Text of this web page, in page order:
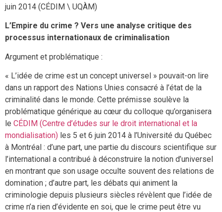
juin 2014 (CÉDIM \ UQÀM)
L’Empire du crime ? Vers une analyse critique des
processus internationaux de criminalisation
Argument et problématique :
« L’idée de crime est un concept universel » pouvait-on lire
dans un rapport des Nations Unies consacré à l’état de la
criminalité dans le monde. Cette prémisse soulève la
problématique générique au cœur du colloque qu’organisera
le CÉDIM (Centre d’études sur le droit international et la
mondialisation) les 5 et 6 juin 2014 à l’Université du Québec
à Montréal : d’une part, une partie du discours scientifique sur
l’international a contribué à déconstruire la notion d’universel
en montrant que son usage occulte souvent des relations de
domination ; d’autre part, les débats qui animent la
criminologie depuis plusieurs siècles révèlent que l’idée de
crime n’a rien d’évidente en soi, que le crime peut être vu